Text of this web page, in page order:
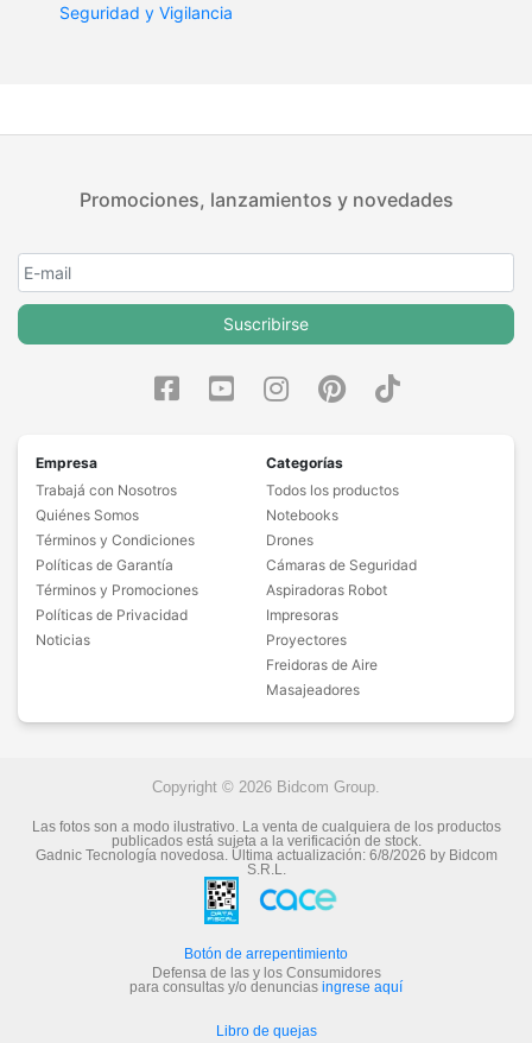
Seguridad y Vigilancia
Promociones, lanzamientos y novedades
Suscribirse
Empresa
Trabajá con Nosotros
Quiénes Somos
Términos y Condiciones
Políticas de Garantía
Términos y Promociones
Políticas de Privacidad
Noticias
Categorías
Todos los productos
Notebooks
Drones
Cámaras de Seguridad
Aspiradoras Robot
Impresoras
Proyectores
Freidoras de Aire
Masajeadores
Copyright © 2026 Bidcom Group.
Las fotos son a modo ilustrativo. La venta de cualquiera de los productos
publicados está sujeta a la verificación de stock.
Gadnic Tecnología novedosa. Última actualización: 6/8/2026 by Bidcom
S.R.L.
Botón de arrepentimiento
Defensa de las y los Consumidores
para consultas y/o denuncias ingrese aquí
Libro de quejas